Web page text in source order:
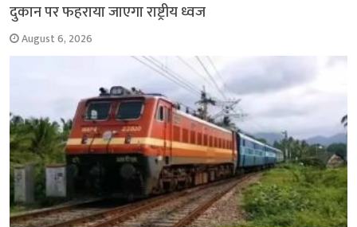
दुकान पर फहराया जाएगा राष्ट्रीय ध्वज
August 6, 2026